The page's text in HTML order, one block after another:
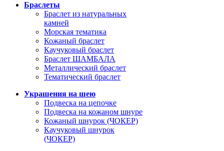
Браслеты
Браслет из натуральных
камней
Морская тематика
Кожаный браслет
Каучуковый браслет
Браслет ШАМБАЛА
Металлический браслет
Тематический браслет
Украшения на шею
Подвеска на цепочке
Подвеска на кожаном шнуре
Кожаный шнурок (ЧОКЕР)
Каучуковый шнурок
(ЧОКЕР)